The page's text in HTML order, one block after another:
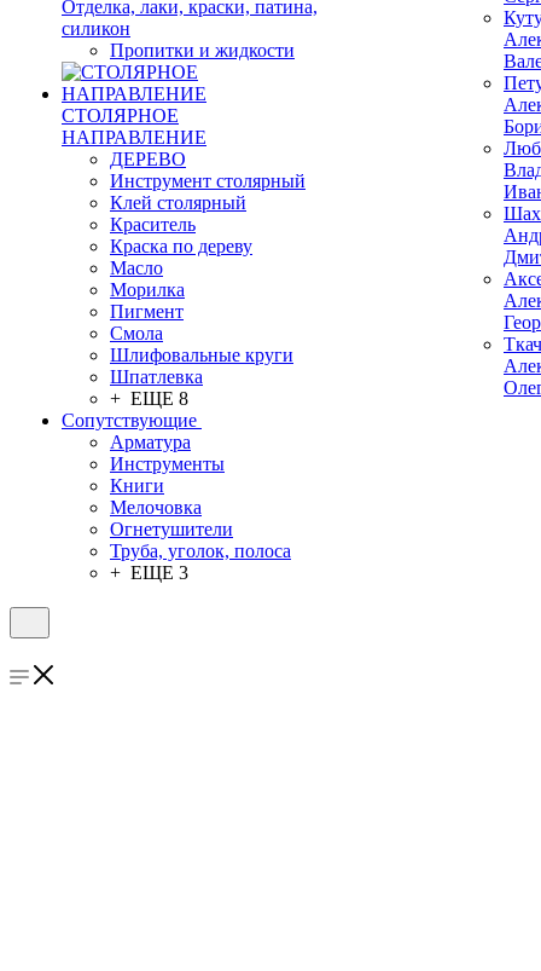
Отделка, лаки, краски, патина,
силикон
Пропитки и жидкости
СТОЛЯРНОЕ
НАПРАВЛЕНИЕ
ДЕРЕВО
Инструмент столярный
Клей столярный
Краситель
Краска по дереву
Масло
Морилка
Пигмент
Смола
Шлифовальные круги
Шпатлевка
+ ЕЩЕ 8
Сопутствующие
Арматура
Инструменты
Книги
Мелочовка
Огнетушители
Труба, уголок, полоса
+ ЕЩЕ 3